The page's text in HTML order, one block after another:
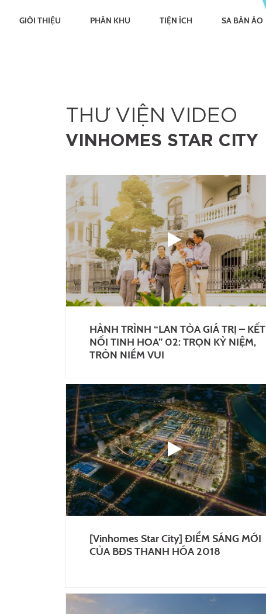
GIỚI THIỆU PHÂN KHU TIỆN ÍCH SA BÀN ẢO
THƯ VIỆN VIDEO
VINHOMES STAR CITY
HÀNH TRÌNH “LAN TỎA GIÁ TRỊ – KẾT
NỐI TINH HOA” 02: TRỌN KỶ NIỆM,
TRÒN NIỀM VUI
[Vinhomes Star City] ĐIỂM SÁNG MỚI
CỦA BĐS THANH HÓA 2018